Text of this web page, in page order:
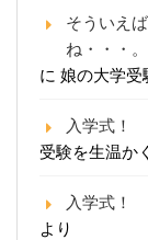
そういえ
ね・・・。
に 娘の大学受
入学式！
受験を生温か
入学式！
より